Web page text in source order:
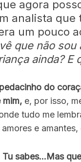
agora
analista
um pouco
que não
ainda? E
do
mim,e, por isso,
tudo me
e
sabes…Mas